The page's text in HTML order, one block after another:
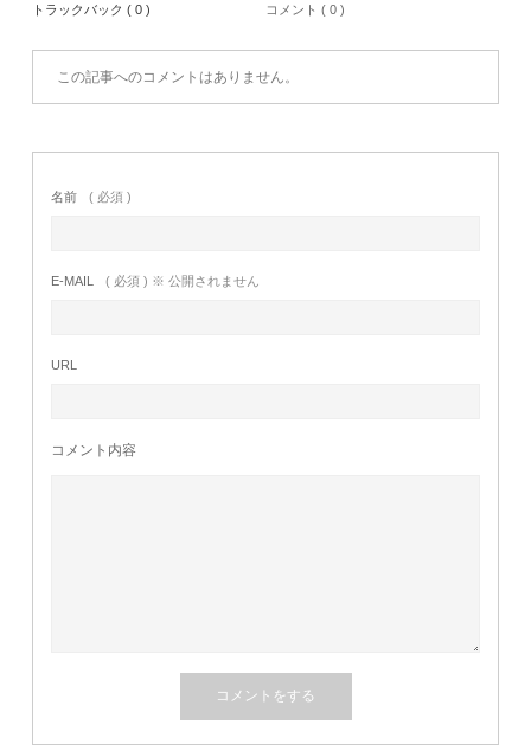
トラックバック ( 0 ) コメント ( 0 )
この記事へのコメントはありません。
名前 ( 必須 )
E-MAIL ( 必須 ) ※ 公開されません
URL
コメント内容